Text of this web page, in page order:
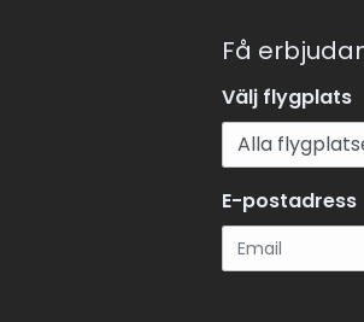
Få
Välj flygplats
E-postadress